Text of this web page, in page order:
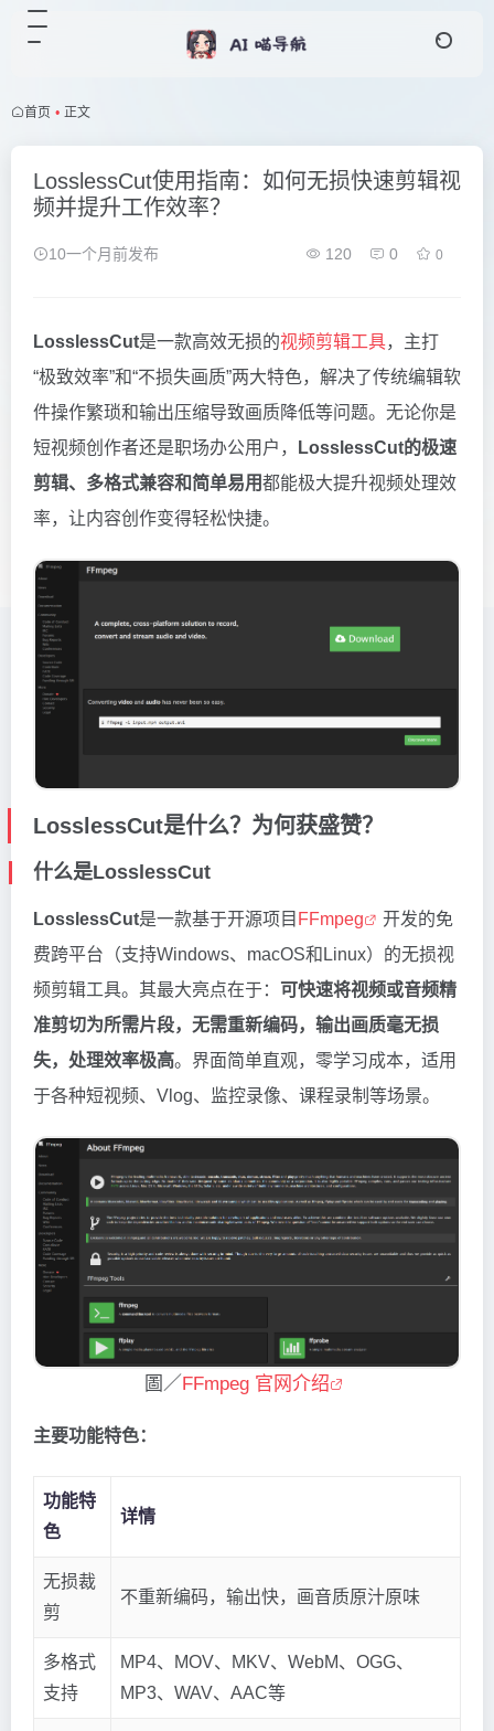
首页 • 正文
LosslessCut使用指南：如何无损快速剪辑视
频并提升工作效率？
10一个月前发布 120 0 0
LosslessCut是一款高效无损的视频剪辑工具，主打
“极致效率”和“不损失画质”两大特色，解决了传统编辑软
件操作繁琐和输出压缩导致画质降低等问题。无论你是
短视频创作者还是职场办公用户，
LosslessCut的极速
剪辑、多格式兼容和简单易用都能极大提升视频处理效
率，让内容创作变得轻松快捷。
LosslessCut是什么？为何获盛赞？
什么是LosslessCut
LosslessCut是一款基于开源项目 FFmpeg
开发的免
费跨平台（支持Windows、macOS和Linux）的无损视
频剪辑工具。其最大亮点在于： 可快速将视频或音频精
准剪切为所需片段，无需重新编码，输出画质毫无损
失，处理效率极高。界面简单直观，零学习成本，适用
于各种短视频、Vlog、监控录像、课程录制等场景。
圖／FFmpeg 官网介绍
主要功能特色：
功能特
色
详情
无损裁
剪
不重新编码，输出快，画音质原汁原味
多格式
支持
MP4、MOV、MKV、WebM、OGG、
MP3、WAV、AAC等